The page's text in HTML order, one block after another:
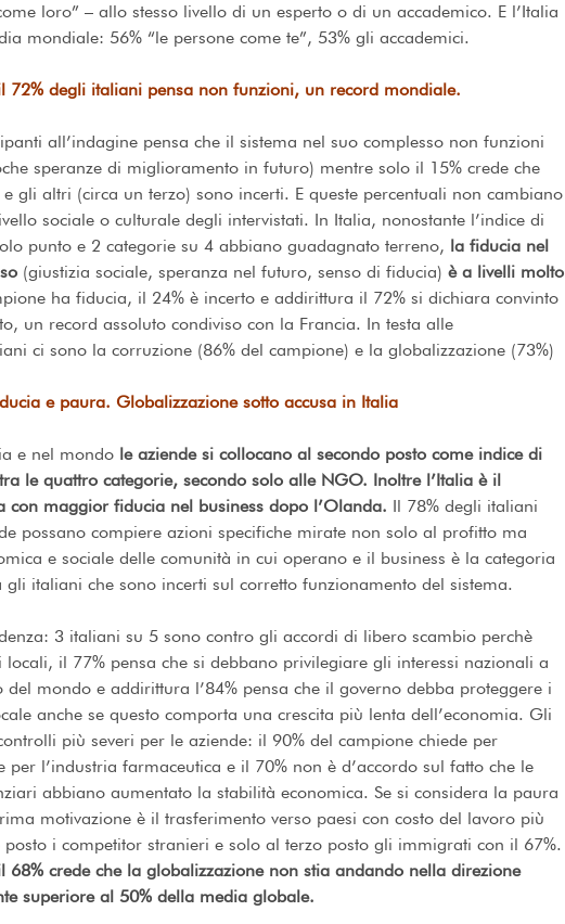
loro” – allo stesso livello di un esperto o di un accademico. E l’Italia
mondiale: 56% “le persone come te”, 53% gli accademici.
72% degli italiani pensa non funzioni, un record mondiale.
all’indagine pensa che il sistema nel suo complesso non funzioni
speranze di miglioramento in futuro) mentre solo il 15% crede che
gli altri (circa un terzo) sono incerti. E queste percentuali non cambiano
sociale o culturale degli intervistati. In Italia, nonostante l’indice di
punto e 2 categorie su 4 abbiano guadagnato terreno, la fiducia nel
(giustizia sociale, speranza nel futuro, senso di fiducia) è a livelli molto
ha fiducia, il 24% è incerto e addirittura il 72% si dichiara convinto
un record assoluto condiviso con la Francia. In testa alle
ci sono la corruzione (86% del campione) e la globalizzazione (73%)
e paura. Globalizzazione sotto accusa in Italia
e nel mondo le aziende si collocano al secondo posto come indice di
le quattro categorie, secondo solo alle NGO. Inoltre l’Italia è il
con maggior fiducia nel business dopo l’Olanda. Il 78% degli italiani
possano compiere azioni specifiche mirate non solo al profitto ma
e sociale delle comunità in cui operano e il business è la categoria
italiani che sono incerti sul corretto funzionamento del sistema.
3 italiani su 5 sono contro gli accordi di libero scambio perchè
il 77% pensa che si debbano privilegiare gli interessi nazionali a
mondo e addirittura l’84% pensa che il governo debba proteggere i
anche se questo comporta una crescita più lenta dell’economia. Gli
più severi per le aziende: il 90% del campione chiede per
l’industria farmaceutica e il 70% non è d’accordo sul fatto che le
abbiano aumentato la stabilità economica. Se si considera la paura
motivazione è il trasferimento verso paesi con costo del lavoro più
posto i competitor stranieri e solo al terzo posto gli immigrati con il 67%.
68% crede che la globalizzazione non stia andando nella direzione
superiore al 50% della media globale.